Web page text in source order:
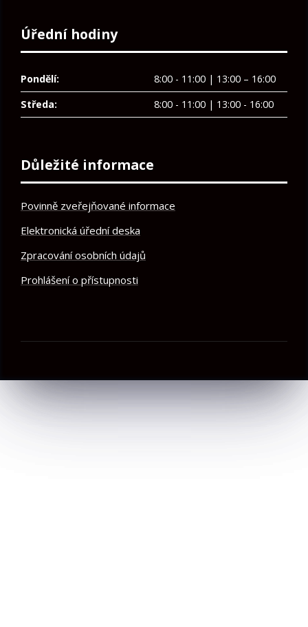
Úřední hodiny
Pondělí:
8:00 - 11:00 | 13:00 – 16:00
Středa:
8:00 - 11:00 | 13:00 - 16:00
Důležité informace
Povinně zveřejňované informace
Elektronická úřední deska
Zpracování osobních údajů
Prohlášení o přístupnosti